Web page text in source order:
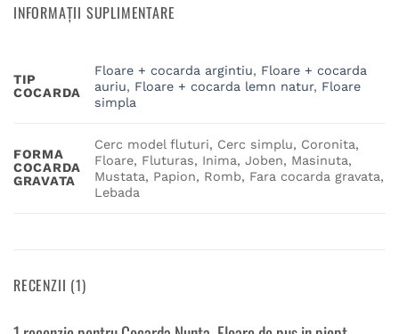
INFORMAȚII SUPLIMENTARE
TIP
COCARDA
Floare + cocarda argintiu, Floare + cocarda
auriu, Floare + cocarda lemn natur, Floare
simpla
FORMA
COCARDA
GRAVATA
Cerc model fluturi, Cerc simplu, Coronita,
Floare, Fluturas, Inima, Joben, Masinuta,
Mustata, Papion, Romb, Fara cocarda gravata,
Lebada
RECENZII (1)